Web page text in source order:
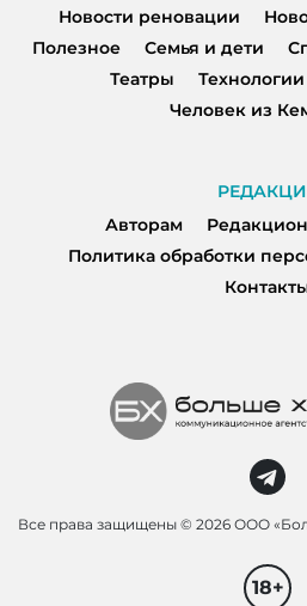
Новости реновации
Полезное
Семья и дети
Театры
Технологии
Человек из
Авторам
Политика обработки
Все права защищены © 2026 ООО
18+